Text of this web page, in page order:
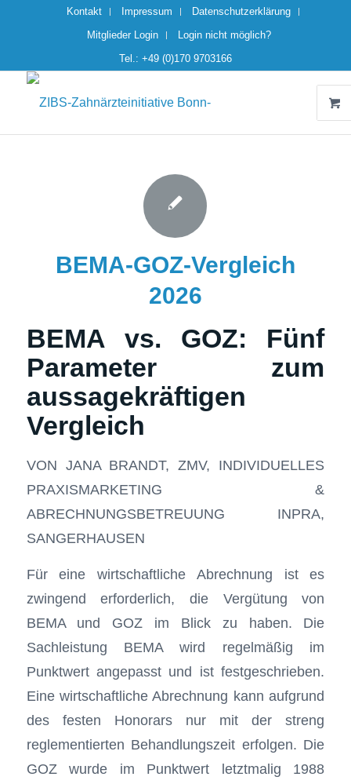
Kontakt Impressum
Datenschutzerklärung
Mitglieder Login
Login nicht möglich?
Tel.: +49 (0)170 9703166
BEMA-GOZ-Vergleich
2026
BEMA vs. GOZ: Fünf
Parameter zum
aussagekräftigen
Vergleich
VON JANA BRANDT, ZMV, INDIVIDUELLES
PRAXISMARKETING &
ABRECHNUNGSBETREUUNG INPRA,
SANGERHAUSEN
Für eine wirtschaftliche Abrechnung ist es
zwingend erforderlich, die Vergütung von
BEMA und GOZ im Blick zu haben. Die
Sachleistung BEMA wird regelmäßig im
Punktwert angepasst und ist festgeschrieben.
Eine wirtschaftliche Abrechnung kann aufgrund
des festen Honorars nur mit der streng
reglementierten Behandlungszeit erfolgen. Die
GOZ wurde im Punktwert letztmalig 1988